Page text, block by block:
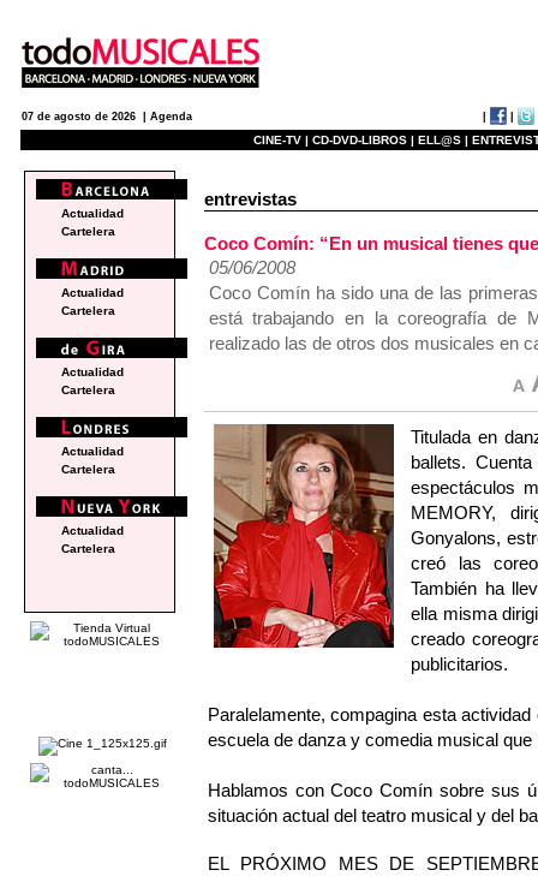
07 de agosto de 2026 | Agenda
CINE-TV | CD-DVD-LIBROS | ELL@S |
entrevistas
Coco Comín: “En un musical tienes
05/06/2008
Coco Comín ha sido una de las
está trabajando en la coreografía de
realizado las de otros dos musicales en
Titulada en
ballets.
espectáculos
MEMORY,
Gonyalons,
creó las
También ha
ella misma
creado
publicitarios.
Paralelamente, compagina esta
escuela de danza y comedia musical que
Hablamos con Coco Comín sobre sus
situación actual del teatro musical y del
EL PRÓXIMO MES DE
Actualidad
Cartelera
Actualidad
Cartelera
Actualidad
Cartelera
Actualidad
Cartelera
Actualidad
Cartelera